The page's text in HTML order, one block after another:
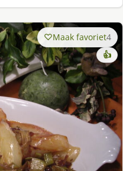
Maak favoriet4
👍